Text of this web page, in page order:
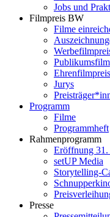
Jobs und
Filmpreis BW
Filme
Jurys
Programm
Filme
Programmheft
Rahmenprogramm
Eröffnung
setUP Media
Storytelling-
Presse